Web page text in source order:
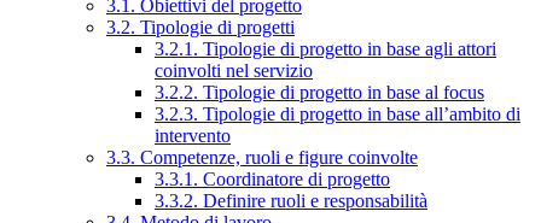
3.1. Obiettivi del progetto
3.2. Tipologie di progetti
3.2.1. Tipologie di progetto in base agli attori
coinvolti nel servizio
3.2.2. Tipologie di progetto in base al focus
3.2.3. Tipologie di progetto in base all’ambito di
intervento
3.3. Competenze, ruoli e figure coinvolte
3.3.1. Coordinatore di progetto
3.3.2. Definire ruoli e responsabilità